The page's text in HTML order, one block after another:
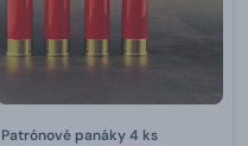
Patrónové panáky 4 ks